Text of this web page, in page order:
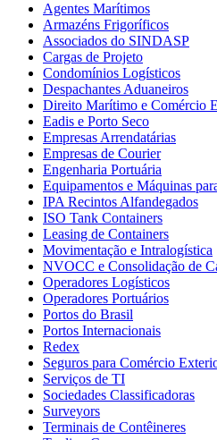
Agentes Marítimos
Armazéns Frigoríficos
Associados do SINDASP
Cargas de Projeto
Condomínios Logísticos
Despachantes Aduaneiros
Direito Marítimo e Comércio
Eadis e Porto Seco
Empresas Arrendatárias
Empresas de Courier
Engenharia Portuária
Equipamentos e Máquinas
IPA Recintos Alfandegados
ISO Tank Containers
Leasing de Containers
Movimentação e Intralogística
NVOCC e Consolidação de
Operadores Logísticos
Operadores Portuários
Portos do Brasil
Portos Internacionais
Redex
Seguros para Comércio
Serviços de TI
Sociedades Classificadoras
Surveyors
Terminais de Contêineres